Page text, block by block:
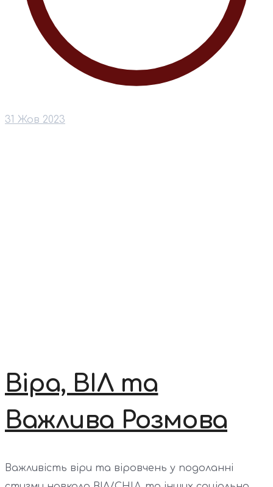
31 Жов 2023
Віра, ВІЛ та
Важлива Розмова
Важливість віри та віровчень у подоланні